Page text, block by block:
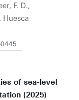
F. D.,
, Huesca
of sea-level
(2025)